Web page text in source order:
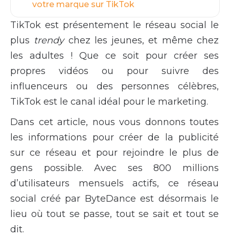
votre marque sur TikTok
TikTok est présentement le réseau social le
plus trendychez les jeunes, et même chez
les adultes ! Que ce soit pour créer ses
propres vidéos ou pour suivre des
influenceurs ou des personnes célèbres,
TikTok est le canal idéal pour le marketing.
Dans cet article, nous vous donnons toutes
les informations pour créer de la publicité
sur ce réseau et pour rejoindre le plus de
gens possible. Avec ses 800 millions
d’utilisateurs mensuels actifs, ce réseau
social créé par ByteDance est désormais le
lieu où tout se passe, tout se sait et tout se
dit.